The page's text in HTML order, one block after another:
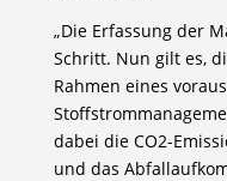
„Die Erfassung der
Schritt. Nun gilt es,
Rahmen eines
dabei die CO2-
und das